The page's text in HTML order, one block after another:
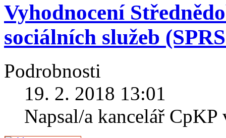
Vyhodnocení
sociálních služeb
Podrobnosti
19. 2. 2018 13:01
Napsal/a kancelář